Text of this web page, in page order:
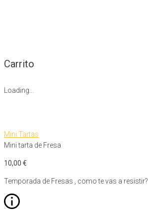
Carrito
Loading...
Mini Tartas
Mini tarta de Fresa
10,00 €
Temporada de Fresas , como te vas a resistir?